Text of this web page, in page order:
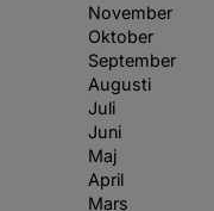
November
Oktober
September
Augusti
Juli
Juni
Maj
April
Mars